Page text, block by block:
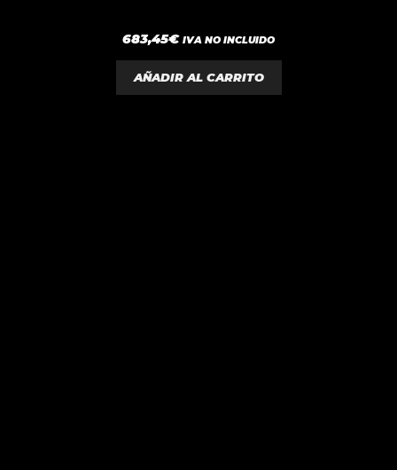
0
d
e
5
683,45€ IVA NO INCLUIDO
AÑADIR AL CARRITO